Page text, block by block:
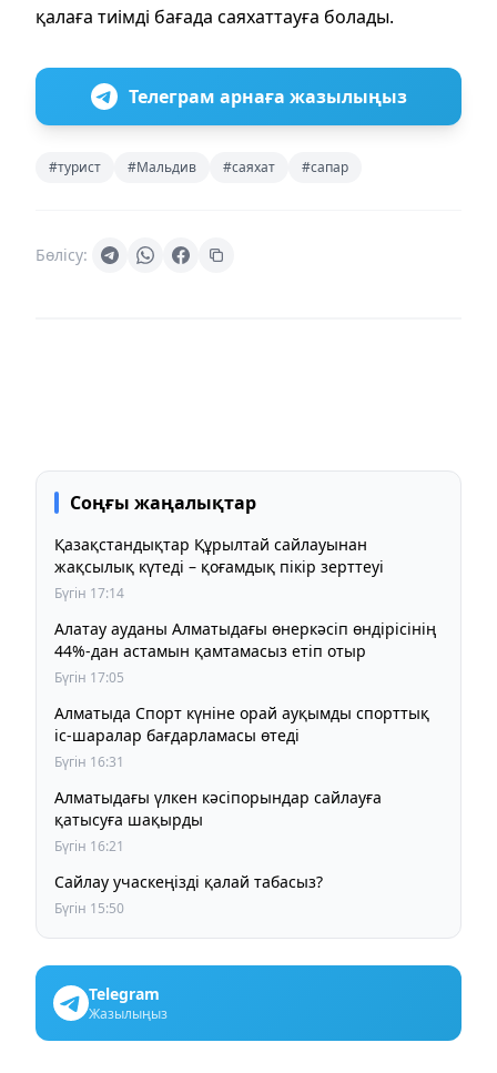
қалаға тиімді бағада саяхаттауға болады.
Телеграм арнаға жазылыңыз
#турист #Мальдив #саяхат #сапар
Бөлісу:
Соңғы жаңалықтар
Қазақстандықтар Құрылтай сайлауынан
жақсылық күтеді – қоғамдық пікір зерттеуі
Бүгін 17:14
Алатау ауданы Алматыдағы өнеркәсіп өндірісінің
44%-дан астамын қамтамасыз етіп отыр
Бүгін 17:05
Алматыда Спорт күніне орай ауқымды спорттық
іс-шаралар бағдарламасы өтеді
Бүгін 16:31
Алматыдағы үлкен кәсіпорындар сайлауға
қатысуға шақырды
Бүгін 16:21
Сайлау учаскеңізді қалай табасыз?
Бүгін 15:50
Telegram
Жазылыңыз